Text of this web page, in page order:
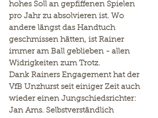
hohes Soll an gepfiffenen Spielen
pro Jahr zu absolvieren ist. Wo
andere längst das Handtuch
geschmissen hätten, ist Rainer
immer am Ball geblieben - allen
Widrigkeiten zum Trotz.
Dank Rainers Engagement hat der
VfB Unzhurst seit einiger Zeit auch
wieder einen Jungschiedsrichter:
Jan Ams. Selbstverständlich